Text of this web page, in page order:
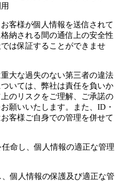
客様が個人情報を送信されて
納される間の通信上の安全性
は保証することができませ
大な過失のない第三者の違法
いては、弊社は責任を負いか
のリスクをご理解、ご承諾の
お願いいたします。また、ID・
客様ご自身での管理を併せて
命し、個人情報の適正な管理
個人情報の保護及び適正な管